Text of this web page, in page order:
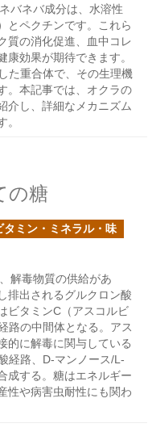
バネバ成分は、水溶性
とペクチンです。これら
質の消化促進、血中コレ
効果が期待できます。
た重合体で、その生理機
。本記事では、オクラの
介し、詳細なメカニズム
の糖
タミン・ミネラル・味
解毒物質の供給があ
排出されるグルクロン酸
ビタミンC（アスコルビ
路の中間体となる。アス
的に解毒に関与している
経路、D-マンノース/L-
成する。糖はエネルギー
性や病害虫耐性にも関わ